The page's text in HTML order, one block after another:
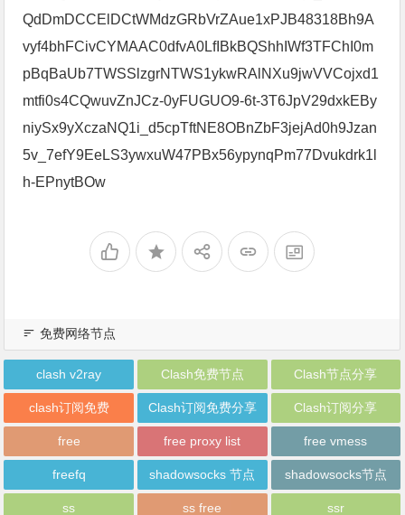
QdDmDCCElDCtWMdzGRbVrZAue1xPJB48318Bh9A
vyf4bhFCivCYMAAC0dfvA0LfIBkBQShhIWf3TFChI0m
pBqBaUb7TWSSlzgrNTWS1ykwRAlNXu9jwVVCojxd1
mtfi0s4CQwuvZnJCz-0yFUGUO9-6t-3T6JpV29dxkEBy
niySx9yXczaNQ1i_d5cpTftNE8OBnZbF3jejAd0h9Jzan
5v_7efY9EeLS3ywxuW47PBx56ypynqPm77Dvukdrk1l
h-EPnytBOw
免费网络节点
clash v2ray Clash免费节点 Clash节点分享
clash订阅免费 Clash订阅免费分享 Clash订阅分享
free free proxy list free vmess
freefq shadowsocks 节点 shadowsocks节点
ss ss free ssr